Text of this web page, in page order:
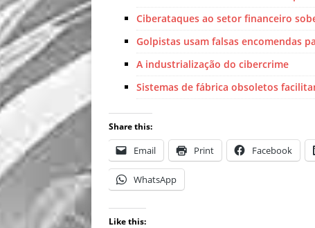
Ciberataques ao setor financeiro
Golpistas usam falsas encomendas
A industrialização do cibercrime
Sistemas de fábrica obsoletos
Share this:
Email Print Facebook
WhatsApp
Like this: